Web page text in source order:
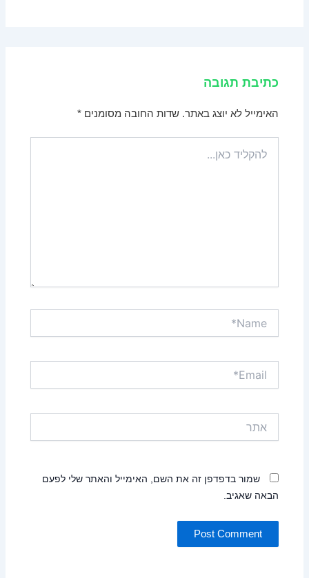
כתיבת תגובה
האימייל לא יוצג באתר. שדות החובה מסומנים*
כאן...
שמור בדפדפן זה את השם, האימייל והאתר שלי לפעם
הבאה שאגיב.